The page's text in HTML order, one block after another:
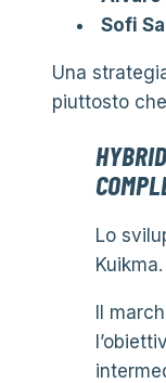
Sofi
Una
piuttosto
Lo
Kuikma.
Il